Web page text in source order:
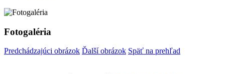
Fotogaléria
Predchádzajúci obrázok Ďalší obrázok Späť na prehľad